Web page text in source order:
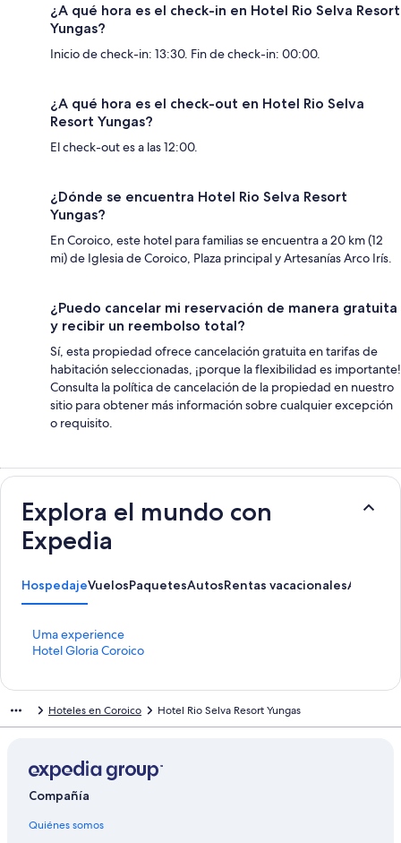
¿A qué hora es el check-in en Hotel Rio Selva Resort
Yungas?
Inicio de check-in: 13:30. Fin de check-in: 00:00.
¿A qué hora es el check-out en Hotel Rio Selva
Resort Yungas?
El check-out es a las 12:00.
¿Dónde se encuentra Hotel Rio Selva Resort
Yungas?
En Coroico, este hotel para familias se encuentra a 20 km (12
mi) de Iglesia de Coroico, Plaza principal y Artesanías Arco Irís.
¿Puedo cancelar mi reservación de manera gratuita
y recibir un reembolso total?
Sí, esta propiedad ofrece cancelación gratuita en tarifas de
habitación seleccionadas, ¡porque la flexibilidad es importante!
Consulta la política de cancelación de la propiedad en nuestro
sitio para obtener más información sobre cualquier excepción
o requisito.
Explora el mundo con
Expedia
HospedajeVuelosPaquetesAutosRentas vacacionales
Uma experience
E
n
e
p
r
a
a
r
Hotel Gloria Coroico
E
e
a
r
a
b
Hoteles en Coroico Hotel Rio Selva Resort Yungas
Compañía
Quiénes somos